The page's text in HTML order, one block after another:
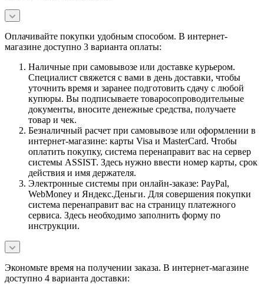
Оплачивайте покупки удобным способом. В интернет-
магазине доступно 3 варианта оплаты:
Наличные при самовывозе или доставке курьером.
Специалист свяжется с вами в день доставки, чтобы
уточнить время и заранее подготовить сдачу с любой
купюры. Вы подписываете товаросопроводительные
документы, вносите денежные средства, получаете
товар и чек.
Безналичный расчет при самовывозе или оформлении в
интернет-магазине: карты Visa и MasterCard. Чтобы
оплатить покупку, система перенаправит вас на сервер
системы ASSIST. Здесь нужно ввести номер карты, срок
действия и имя держателя.
Электронные системы при онлайн-заказе: PayPal,
WebMoney и Яндекс.Деньги. Для совершения покупки
система перенаправит вас на страницу платежного
сервиса. Здесь необходимо заполнить форму по
инструкции.
Экономьте время на получении заказа. В интернет-магазине
доступно 4 варианта доставки: